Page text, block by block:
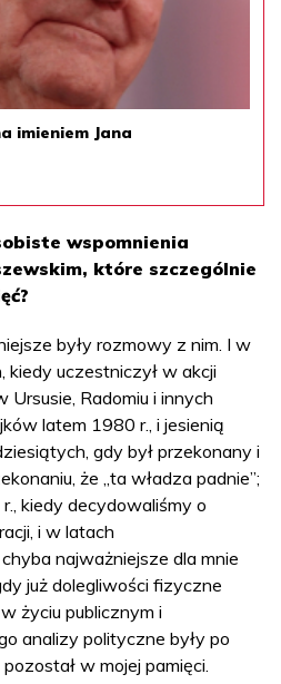
imieniem Jana
wspomnienia
które szczególnie
były rozmowy z nim. I w
uczestniczył w akcji
Ursusie, Radomiu i innych
latem 1980 r., i jesienią
gdy był przekonany i
że „ta władza padnie”;
kiedy decydowaliśmy o
i w latach
najważniejsze dla mnie
już dolegliwości fizyczne
życiu publicznym i
analizy polityczne były po
w mojej pamięci.